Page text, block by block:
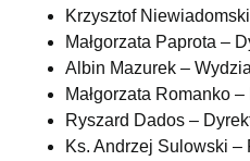
Krzysztof
Małgorzata Paprota –
Albin Mazurek –
Małgorzata Romanko
Ryszard Dados –
Ks. Andrzej Sulowski